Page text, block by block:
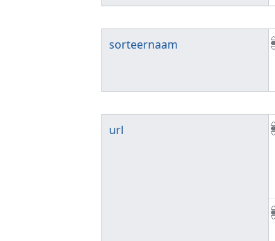
sorteernaam
url